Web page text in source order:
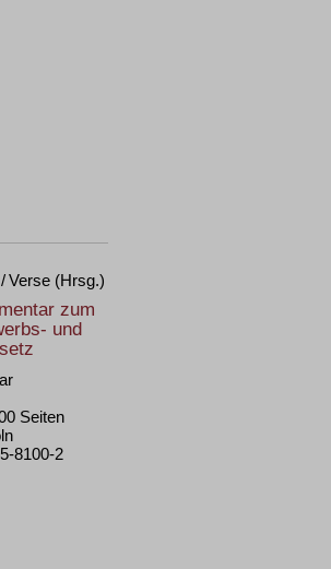
Verse (Hrsg.)
zum
und
Seiten
8100-2